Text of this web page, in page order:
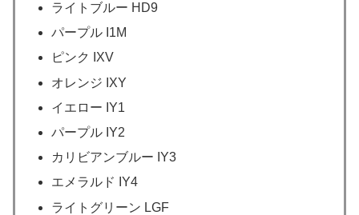
ライトブルー HD9
パープル I1M
ピンク IXV
オレンジ IXY
イエロー IY1
パープル IY2
カリビアンブルー IY3
エメラルド IY4
ライトグリーン LGF